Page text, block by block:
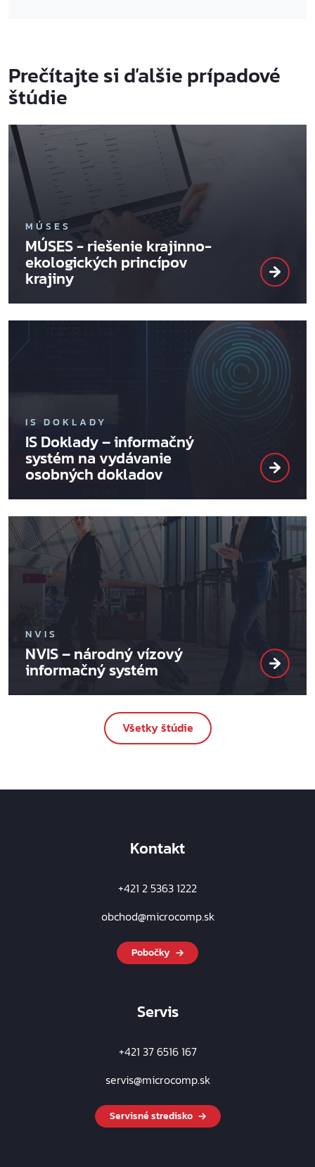
Prečítajte si ďalšie prípadové
štúdie
MÚSES
MÚSES - riešenie krajinno-
ekologických princípov
krajiny
IS DOKLADY
IS Doklady – informačný
systém na vydávanie
osobných dokladov
NVIS
NVIS – národný vízový
informačný systém
Všetky štúdie
Kontakt
+421 2 5363 1222
obchod@microcomp.sk
Pobočky
Servis
+421 37 6516 167
servis@microcomp.sk
Servisné stredisko